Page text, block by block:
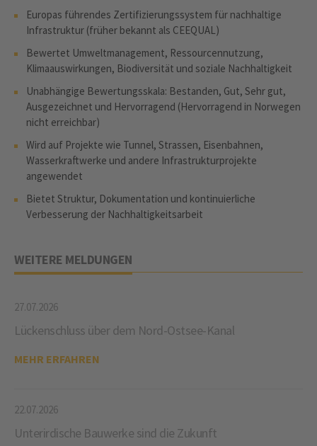
Europas führendes Zertifizierungssystem für nachhaltige
Infrastruktur (früher bekannt als CEEQUAL)
Bewertet Umweltmanagement, Ressourcennutzung,
Klimaauswirkungen, Biodiversität und soziale Nachhaltigkeit
Unabhängige Bewertungsskala: Bestanden, Gut, Sehr gut,
Ausgezeichnet und Hervorragend (Hervorragend in Norwegen
nicht erreichbar)
Wird auf Projekte wie Tunnel, Strassen, Eisenbahnen,
Wasserkraftwerke und andere Infrastrukturprojekte
angewendet
Bietet Struktur, Dokumentation und kontinuierliche
Verbesserung der Nachhaltigkeitsarbeit
WEITERE MELDUNGEN
27.07.2026
Lückenschluss über dem Nord-Ostsee-Kanal
MEHR ERFAHREN
22.07.2026
Unterirdische Bauwerke sind die Zukunft